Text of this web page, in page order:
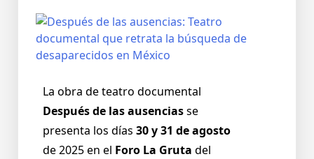
La obra de teatro documental
Después de las ausenciasse
presenta los días 30 y 31 de agosto
de 2025 en el Foro La Gruta del